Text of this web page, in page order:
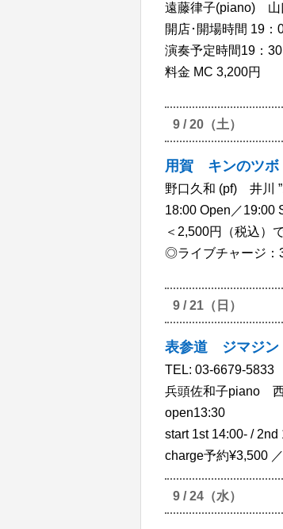
遠藤律子(piano)
開店･開場時間 19：
演奏予定時間19：
料金 MC 3,200円
9 / 20（土）
用賀 キンのツボ
野口久和 (pf) 井川
18:00 Open／19:00
＜2,500円（税込）
◎ライブチャージ：
9 / 21（日）
表参道 ジマジン
TEL: 03-6679-5833
兵頭佐和子piano
open13:30
start 1st 14:00- / 2nd
charge予約¥3,500
9 / 24（水）